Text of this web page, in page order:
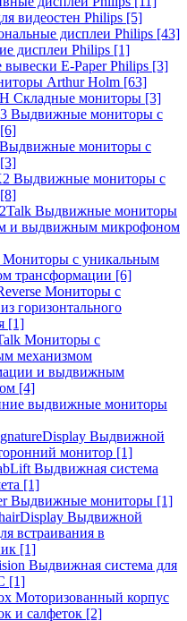
видеостен Philips [5]
дисплеи Philips [43]
дисплеи Philips [1]
E-Paper Philips [3]
Arthur Holm [63]
Складные мониторы [3]
Выдвижные мониторы с
[6]
мониторы с
[3]
Выдвижные мониторы с
[8]
Выдвижные мониторы
и выдвижным микрофоном
Мониторы с уникальным
трансформации [6]
Мониторы с
горизонтального
[1]
Мониторы с
механизмом
и выдвижным
[4]
выдвижные мониторы
Выдвижной
монитор [1]
Выдвижная система
[1]
Выдвижные мониторы [1]
Выдвижной
встраивания в
[1]
Выдвижная система для
[1]
Моторизованный корпус
и салфеток [2]